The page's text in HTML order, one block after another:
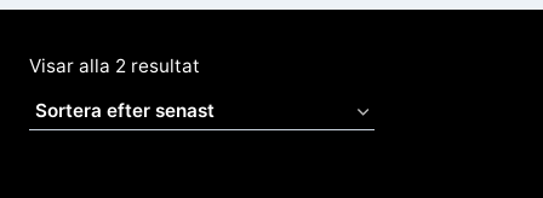
Visar alla 2 resultat
efter
senaste